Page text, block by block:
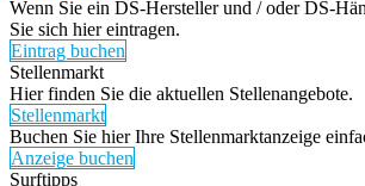
Wenn Sie ein DS-Hersteller und / oder DS-
Sie sich hier eintragen.
Eintrag buchen
Stellenmarkt
Hier finden Sie die aktuellen Stellenangebote.
Stellenmarkt
Buchen Sie hier Ihre Stellenmarktanzeige
Anzeige buchen
Surftipps